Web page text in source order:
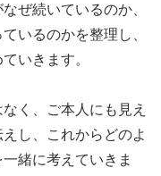
ぜ続いているのか、
いるのかを整理し、
いきます。
く、ご本人にも見え
し、これからどのよ
緒に考えていきま